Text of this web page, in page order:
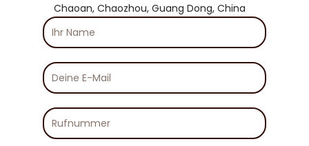
Chaoan, Chaozhou, Guang Dong, China
Ihr
Name
Deine
E-
Mail
Rufnummer